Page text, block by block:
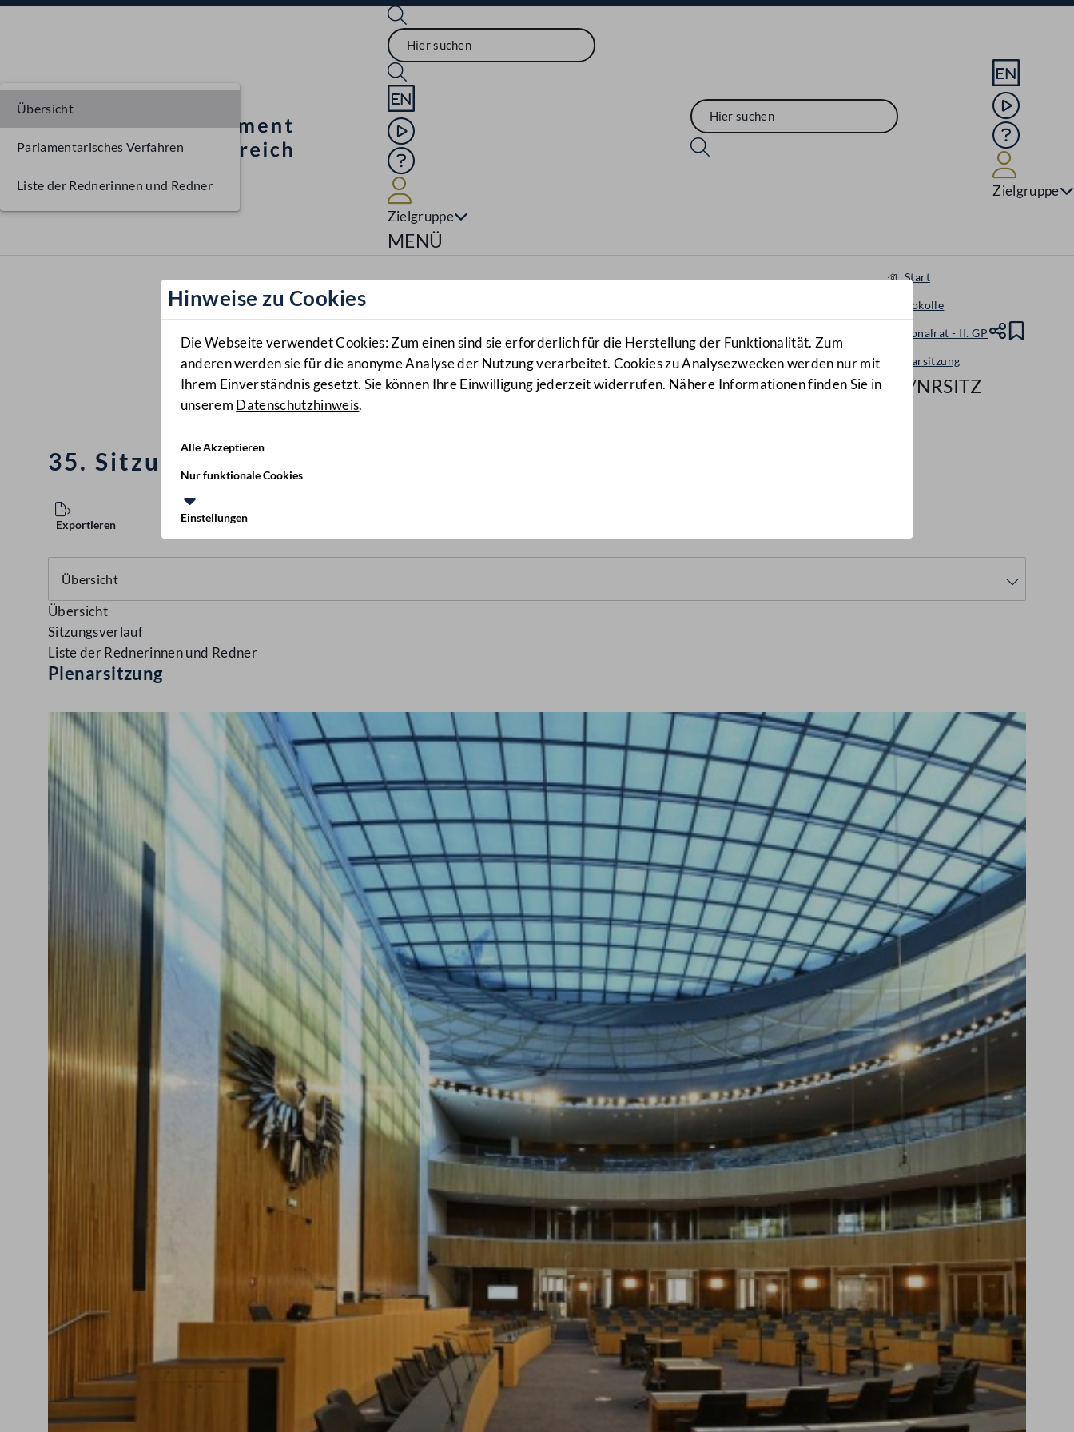
Sprache English
Mediathek
Hilfe
Zielgruppe
Navigationsmenü öffnen
MENÜ
Sprache
Mediathek
Hilfe
Zielgruppe
Hinweise zu Cookies
Die Webseite verwendet Cookies: Zum einen sind sie erforderlich für die Herstellung der Funktionalität. Zum
anderen werden sie für die anonyme Analyse der Nutzung verarbeitet. Cookies zu Analysezwecken werden nur mit
Ihrem Einverständnis gesetzt. Sie können Ihre Einwilligung jederzeit widerrufen. Nähere Informationen finden Sie in
unserem Datenschutzhinweis.
Alle Akzeptieren
Nur funktionale Cookies
Einstellungen
Start
Protokolle
Nationalrat - II. GP
Plenarsitzung
35/NRSITZ
35. Sitzung des Nationalrats vom 15. Mai 1924
Exportieren
Übersicht
Parlamentarisches Verfahren
Liste der Rednerinnen und Redner
Übersicht
Sitzungsverlauf
Liste der Rednerinnen und Redner
Plenarsitzung